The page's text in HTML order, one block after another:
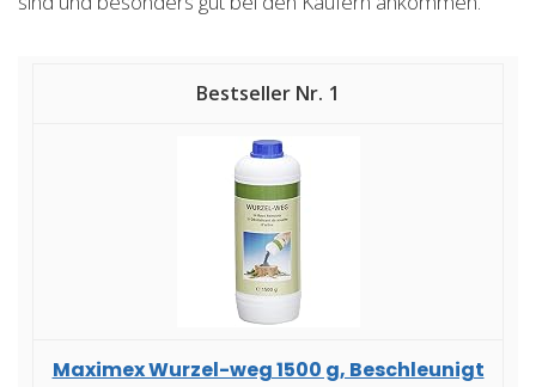
1
Maximex Wurzel-weg 1500 g, Beschleunigt